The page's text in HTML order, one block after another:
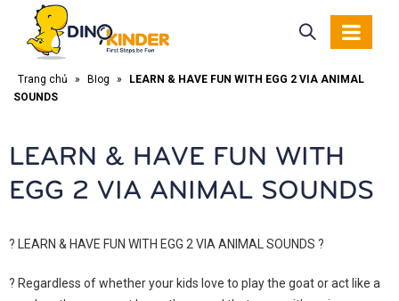
Trang chủ » Blog »
LEARN & HAVE FUN WITH EGG 2 VIA ANIMAL
SOUNDS
LEARN & HAVE FUN WITH
EGG 2 VIA ANIMAL SOUNDS
? LEARN & HAVE FUN WITH EGG 2 VIA ANIMAL SOUNDS ?
? Regardless of whether your kids love to play the goat or act like a